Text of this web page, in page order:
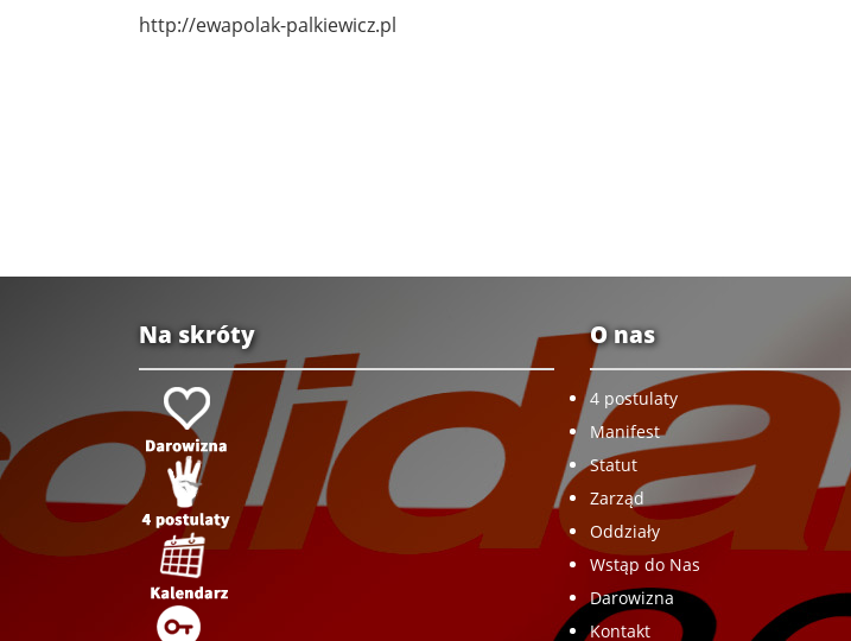
http://ewapolak-palkiewicz.pl
Na skróty O nas
4 postulaty
Manifest
Statut
Zarząd
Oddziały
Wstąp do Nas
Darowizna
Kontakt